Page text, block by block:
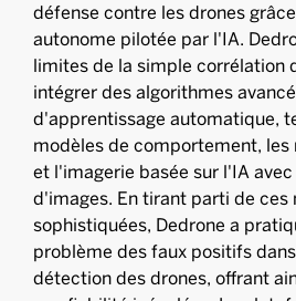
défense contre les drones
autonome pilotée par l'IA.
limites de la simple corrélation
intégrer des algorithmes
d'apprentissage automatique,
modèles de comportement, les
et l'imagerie basée sur l'IA
d'images. En tirant parti de ces
sophistiquées, Dedrone a
problème des faux positifs
détection des drones, offrant